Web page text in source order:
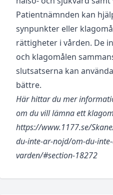
Patientnämnden kan
synpunkter eller
rättigheter i vården. De
och klagomålen
slutsatserna kan
bättre.
Här hittar du mer
om du vill lämna ett
https://www.1177.se/
du-inte-ar-nojd/om-du-
varden/#section-18272